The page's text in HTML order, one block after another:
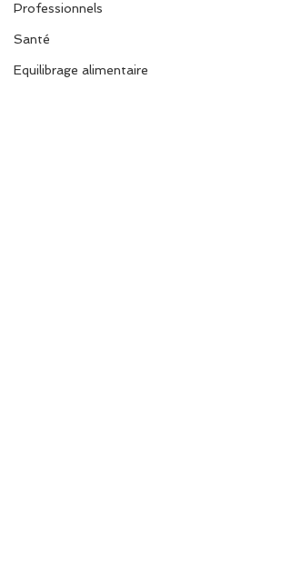
Professionnels
Santé
Equilibrage alimentaire